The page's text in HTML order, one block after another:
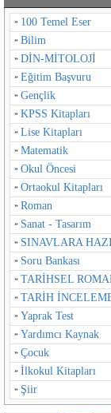
100 Temel Eser
Bilim
DİN-MİTOLOJİ
Eğitim Başvuru
Gençlik
KPSS Kitapları
Lise Kitapları
Matematik
Okul Öncesi
Ortaokul Kitapları
Roman
Sanat - Tasarım
SINAVLARA
Soru Bankası
TARİHSEL
TARİH
Yaprak Test
Yardımcı Kaynak
Çocuk
İlkokul Kitapları
Şiir